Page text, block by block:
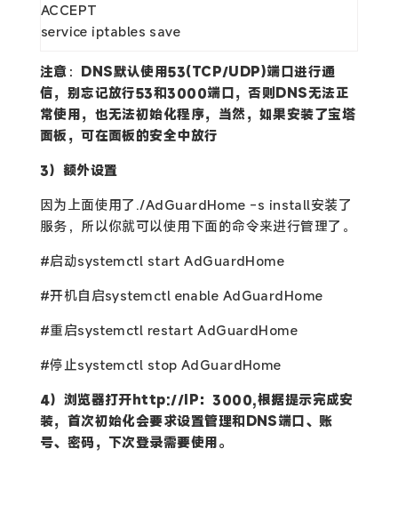
ACCEPT
service iptables save
注意 ： DNS默认使用53(TCP/UDP)端口进行通
信，别忘记放行53和3000端口，否则DNS无法正
常使用，也无法初始化程序，当然，如果安装了宝塔
面板，可在面板的安全中放行
3）额外设置
因为上面使用了 ./AdGuardHome -s install安装了
服务，所以你就可以使用下面的命令来进行管理了。
#启动systemctl start AdGuardHome
#开机自启systemctl enable AdGuardHome
#重启systemctl restart AdGuardHome
#停止systemctl stop AdGuardHome
4）浏览器打开http://IP：3000,根据提示完成安
装，首次初始化会要求设置管理和DNS端口、账
号、密码，下次登录需要使用。